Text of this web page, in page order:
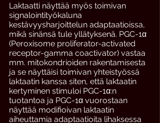
Laktaatti näyttää myös toimivan
signalointityökaluna
kestävyysharjoittelun adaptaatioissa,
mikä sinänsä tule yllätyksenä. PGC-1α
(Peroxisome proliferator-activated
receptor-gamma coactivator) vastaa
mm. mitokondrioiden rakentamisesta
ja se näyttäisi toimivan yhteistyössä
laktaatin kanssa siten, että laktaatin
kertyminen stimuloi PGC-1α:n
tuotantoa ja PGC-1α vuorostaan
näyttää modifioivan laktaatin
aiheuttamia adaptaatioita lihaksessa